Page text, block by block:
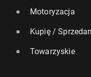
Motoryzacja
Kupię /
Towarzyskie